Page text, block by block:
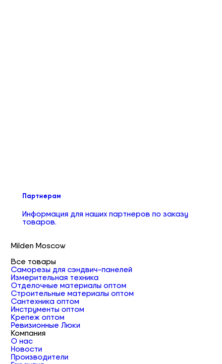
Партнерам
Информация для наших партнеров по заказу
товаров.
Milden Moscow
Все товары
Саморезы для сэндвич-панелей
Измерительная техника
Отделочные материалы оптом
Строительные материалы оптом
Сантехника оптом
Инструменты оптом
Крепеж оптом
Ревизионные Люки
Компания
О нас
Новости
Производители